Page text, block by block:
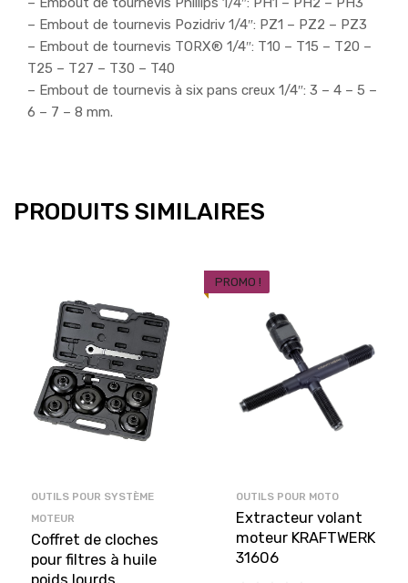
– Embout de tournevis Pozidriv 1/4″: PZ1 – PZ2 – PZ3
– Embout de tournevis TORX® 1/4″: T10 – T15 – T20 –
T25 – T27 – T30 – T40
– Embout de tournevis à six pans creux 1/4″: 3 – 4 – 5 –
6 – 7 – 8 mm.
PRODUITS SIMILAIRES
OUTILS POUR SYSTÈME
MOTEUR
Coffret de cloches
pour filtres à huile
PROMO !
OUTILS POUR MOTO
Extracteur volant
moteur KRAFTWERK
31606